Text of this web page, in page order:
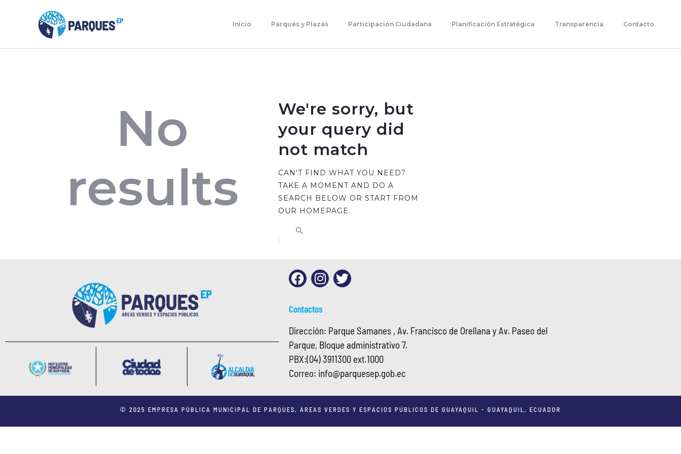
Inicio Parques y Plazas Participación Ciudadana Planificación Estratégica Transparencia Contacto
Parques Y Plazas
Planificación Estratégica
No
results
We're sorry, but
your query did
not match
CAN'T FIND WHAT YOU NEED?
TAKE A MOMENT AND DO A
SEARCH BELOW OR START FROM
OUR HOMEPAGE.
Contactos
Dirección: Parque Samanes , Av. Francisco de Orellana y Av. Paseo del
Parque, Bloque administrativo 7.
PBX:(04) 3911300 ext.1000
Correo: info@parquesep.gob.ec
© 2025 EMPRESA PÚBLICA MUNICIPAL DE PARQUES, ÁREAS VERDES Y ESPACIOS PÚBLICOS DE GUAYAQUIL - GUAYAQUIL, ECUADOR